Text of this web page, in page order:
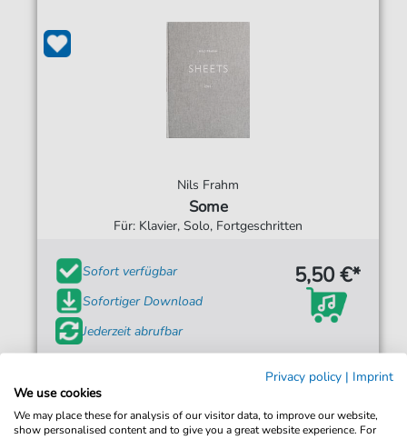
Nils Frahm
Some
Für: Klavier, Solo, Fortgeschritten
Sofort verfügbar
Sofortiger Download
Jederzeit abrufbar
5,50 €*
Privacy policy | Imprint
We use cookies
We may place these for analysis of our visitor data, to improve our website,
show personalised content and to give you a great website experience. For